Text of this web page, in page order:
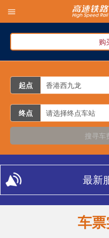
购
起点
终点
搜寻车
最新
车票